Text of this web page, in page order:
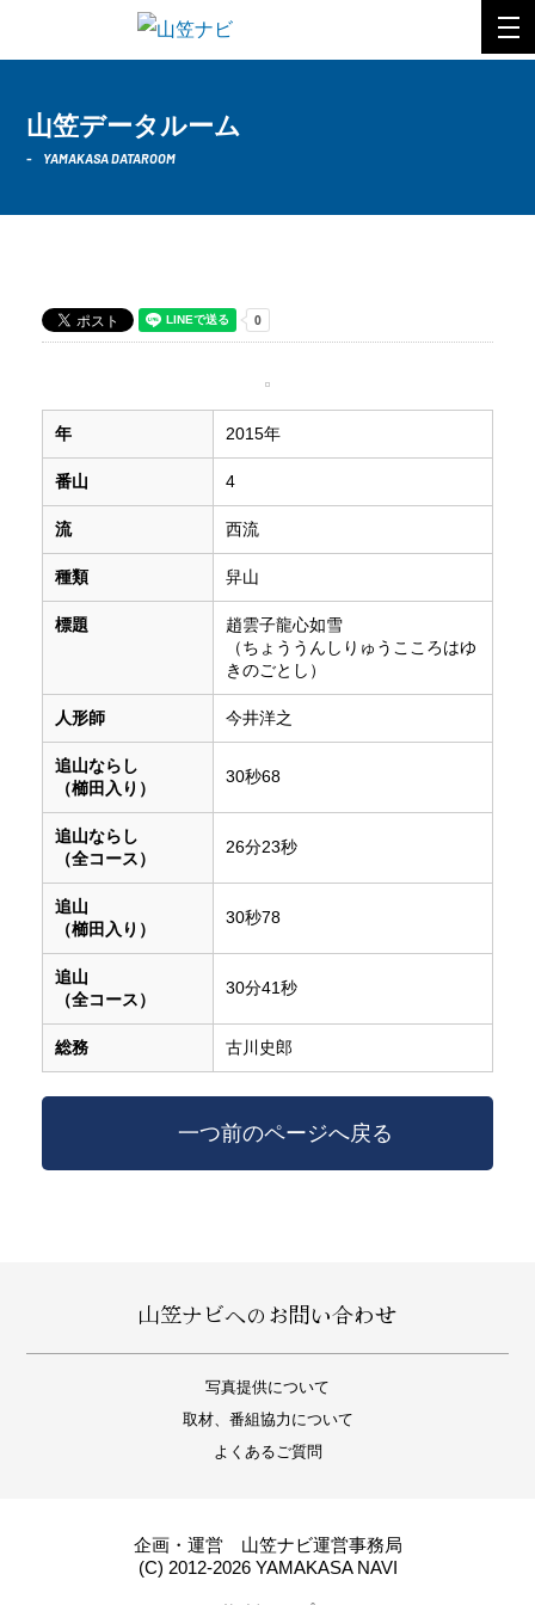
山笠データルーム
YAMAKASA DATAROOM
年 2015年
番山 4
流 西流
種類 舁山
標題
趙雲子龍心如雪
（ちょううんしりゅうこころはゆ
きのごとし）
人形師 今井洋之
追山ならし
（櫛田入り）
30秒68
追山ならし
（全コース）
26分23秒
追山
（櫛田入り）
30秒78
追山
（全コース）
30分41秒
総務 古川史郎
一つ前のページへ戻る
山笠ナビへのお問い合わせ
写真提供について
取材、番組協力について
よくあるご質問
企画・運営 山笠ナビ運営事務局
(C) 2012-2026 YAMAKASA NAVI